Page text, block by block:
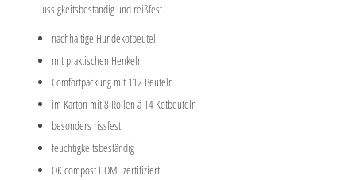
Flüssigkeitsbeständig und reißfest.
nachhaltige Hundekotbeutel
mit praktischen Henkeln
Comfortpackung mit 112 Beuteln
im Karton mit 8 Rollen á 14 Kotbeuteln
besonders rissfest
feuchtigkeitsbeständig
OK compost HOME zertifiziert